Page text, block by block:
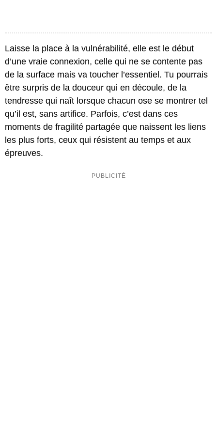
Laisse la place à la vulnérabilité, elle est le début
d’une vraie connexion, celle qui ne se contente pas
de la surface mais va toucher l’essentiel. Tu pourrais
être surpris de la douceur qui en découle, de la
tendresse qui naît lorsque chacun ose se montrer tel
qu’il est, sans artifice. Parfois, c’est dans ces
moments de fragilité partagée que naissent les liens
les plus forts, ceux qui résistent au temps et aux
épreuves.